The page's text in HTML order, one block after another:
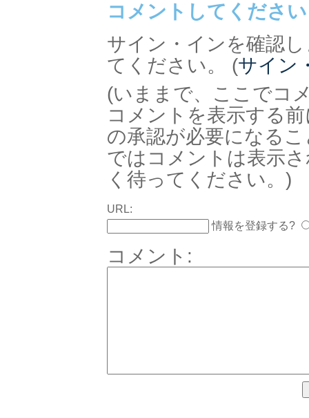
コメントしてください
サイン・インを確認
てください。 (サイン
(いままで、ここでコ
コメントを表示する
の承認が必要になる
ではコメントは表示
く待ってください。)
URL:
情報を登録する?
コメント: